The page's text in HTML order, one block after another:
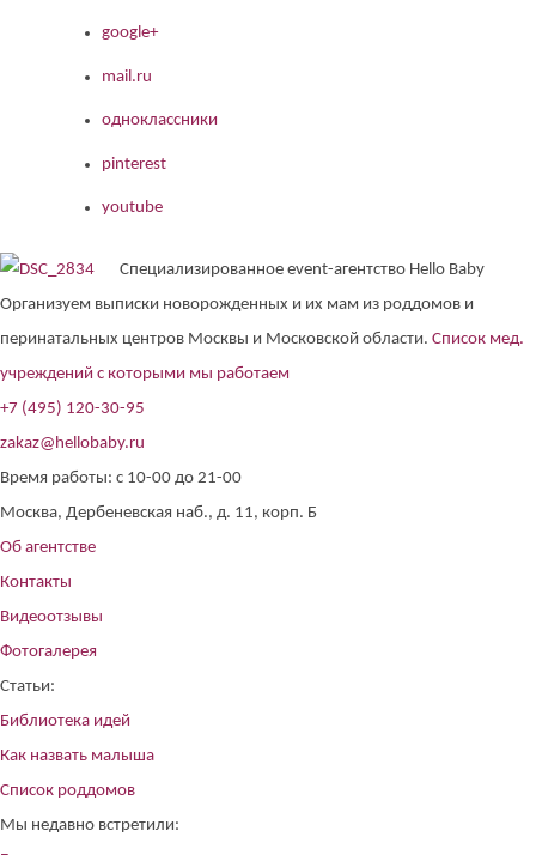
google+
mail.ru
одноклассники
pinterest
youtube
Специализированное event-агентство Hello Baby
Организуем выписки новорожденных и их мам из роддомов и
перинатальных центров Москвы и Московской области. Список мед.
учреждений с которыми мы работаем
+7 (495) 120-30-95
zakaz@hellobaby.ru
Время работы: с 10-00 до 21-00
Москва, Дербеневская наб., д. 11, корп. Б
Об агентстве
Контакты
Видеоотзывы
Фотогалерея
Статьи:
Библиотека идей
Как назвать малыша
Список роддомов
Мы недавно встретили: